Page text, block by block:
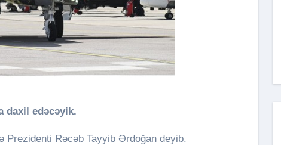
daxil edəcəyik.
Prezidenti Rəcəb Tayyib Ərdoğan deyib.